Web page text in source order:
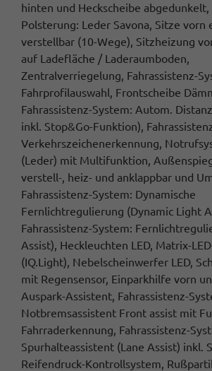
hinten und Heckscheibe
Polsterung: Leder Savona, Sitze vorn
verstellbar (10-Wege), Sitzheizung
auf Ladefläche / Laderaumboden,
Zentralverriegelung, Fahrassistenz-
Fahrprofilauswahl, Frontscheibe
Fahrassistenz-System: Autom.
inkl. Stop&Go-Funktion),
Verkehrszeichenerkennung,
(Leder) mit Multifunktion,
verstell-, heiz- und anklappbar und
Fahrassistenz-System: Dynamische
Fernlichtregulierung (Dynamic Light
Fahrassistenz-System:
Assist), Heckleuchten LED, Matrix-
(IQ.Light), Nebelscheinwerfer LED,
mit Regensensor, Einparkhilfe vorn
Auspark-Assistent, Fahrassistenz-
Notbremsassistent Front assist mit
Fahrraderkennung, Fahrassistenz-
Spurhalteassistent (Lane Assist) inkl.
Reifendruck-Kontrollsystem,